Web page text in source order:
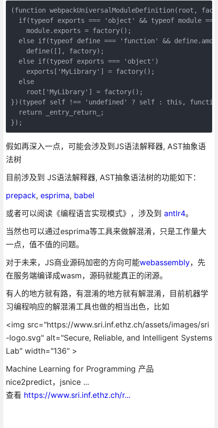
(function webpackUniversalModuleDefinition(root,
if(typeof exports === 'object' && typeof module
    module.exports = factory();
  else if(typeof define === 'function' && define.amd)
    define([], factory);
  else if(typeof exports === 'object')
    exports['MyLibrary'] = factory();
  else
    root['MyLibrary'] = factory();
})(typeof self !== 'undefined' ? self : this,
  return _entry_return_;
});
假如再深入一点，可能会涉及到JS语法解释器, AST抽象语
法树
目前涉及到 JS语法解释器, AST抽象语法树的功能如下：
prepack, esprima, babel
或者可以阅读《编程语言实现模式》，涉及到 antlr4。
当然也可以通过esprima等工具来做解混淆，只是工作量大
一点，值不值的问题。
对于未来，JS商业源码加密的方向可能webassembly，先
在服务端编译成wasm，源码就能真正的闭源。
有人的地方就有路，有混淆的地方就有解混淆，目前机器学
习编程响应的解混淆工具也做的相当出色，比如
<img src="https://www.sri.inf.ethz.ch/assets/images/sri
-logo.svg" alt="Secure, Reliable, and Intelligent Systems
Lab" width="136" >
Machine Learning for Programming 产品
nice2predict， jsnice...
查看 https://www.sri.inf.ethz.ch/r...